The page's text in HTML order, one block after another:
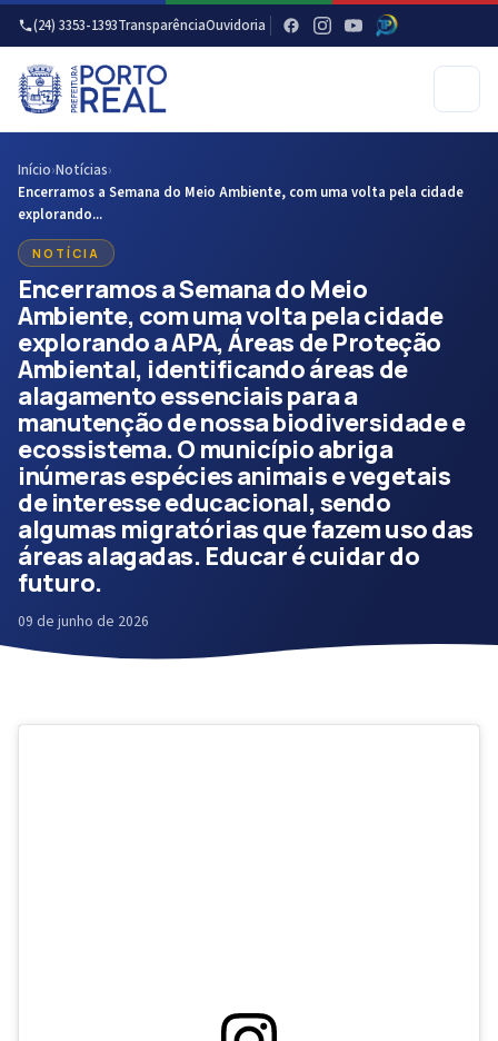
(24) 3353-1393TransparênciaOuvidoria
Início›Notícias›
Encerramos a Semana do Meio Ambiente, com uma volta pela cidade
explorando...
NOTÍCIA
Encerramos a Semana do Meio
Ambiente, com uma volta pela cidade
explorando a APA, Áreas de Proteção
Ambiental, identificando áreas de
alagamento essenciais para a
manutenção de nossa biodiversidade e
ecossistema. O município abriga
inúmeras espécies animais e vegetais
de interesse educacional, sendo
algumas migratórias que fazem uso das
áreas alagadas. Educar é cuidar do
futuro.
09 de junho de 2026